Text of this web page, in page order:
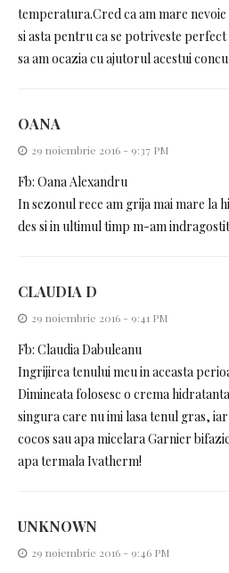
temperatura.Cred ca am mare nevoie
si asta pentru ca se potriveste
sa am ocazia cu ajutorul acestui
OANA
29 noiembrie 2016 - 9:37 PM
Fb: Oana Alexandru
In sezonul rece am grija mai mare la
des si in ultimul timp m-am
CLAUDIA D
29 noiembrie 2016 - 9:41 PM
Fb: Claudia Dabuleanu
Ingrijirea tenului meu in aceasta
Dimineata folosesc o crema
singura care nu imi lasa tenul gras,
cocos sau apa micelara Garnier
apa termala Ivatherm!
UNKNOWN
29 noiembrie 2016 - 9:46 PM